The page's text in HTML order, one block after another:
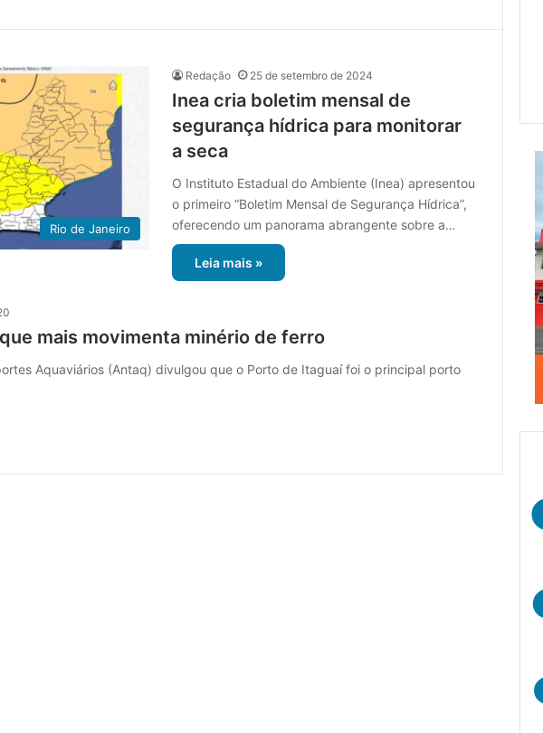
Rio de Janeiro
Redação 25 de setembro de 2024
Inea cria boletim mensal de
segurança hídrica para monitorar
a seca
O Instituto Estadual do Ambiente (Inea) apresentou
o primeiro “Boletim Mensal de Segurança Hídrica”,
oferecendo um panorama abrangente sobre a…
Leia mais »
mais movimenta minério de ferro
Aquaviários (Antaq) divulgou que o Porto de Itaguaí foi o principal porto